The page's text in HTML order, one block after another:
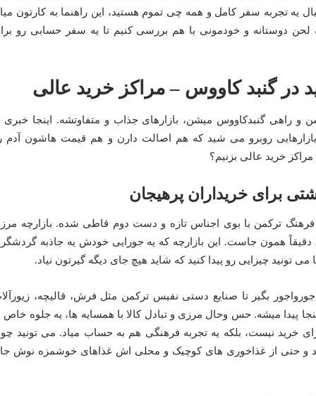
یه تجربه سفر کامل و همه چی تموم هستید، این راهنما به کارتون
لحن دوستانه و خودمونی با هم بررسی کنیم تا یه سفر حسابی رو
در گنبد کاووس – مراکز خرید عالی
و راهی گنبدکاووس میشن، بازارهای جذاب و متفاوتشه. اینجا خبری
روبرو می شید که هم اصالت دارن و هم قیمت هاشون آدم
خرید عالی بزنیم؟
برای خریداران پرهیجان
فرهنگ ترکمن با بوی اجناس تازه و دست دوم قاطی شده. بازارچه
گنبدکاووس، دقیقاً همون جاست. این بازارچه که یه جورایی خودش یه جاذبه
تونید چیزایی رو پیدا کنید که شاید هیچ جای دیگه گیرتون نیاد.
بگیر تا صنایع دستی نفیس ترکمن مثل فرش، قالیچه،
پیدا میشه. حس وحال مرزی و تبادل کالا با همسایه ها، یه جلوه خاص
برای خرید نیست، بلکه یه تجربه فرهنگی هم به حساب میاد. می تونید
و حتی از غذاخوری های کوچیک و محلی اش غذاهای خوشمزه نوش